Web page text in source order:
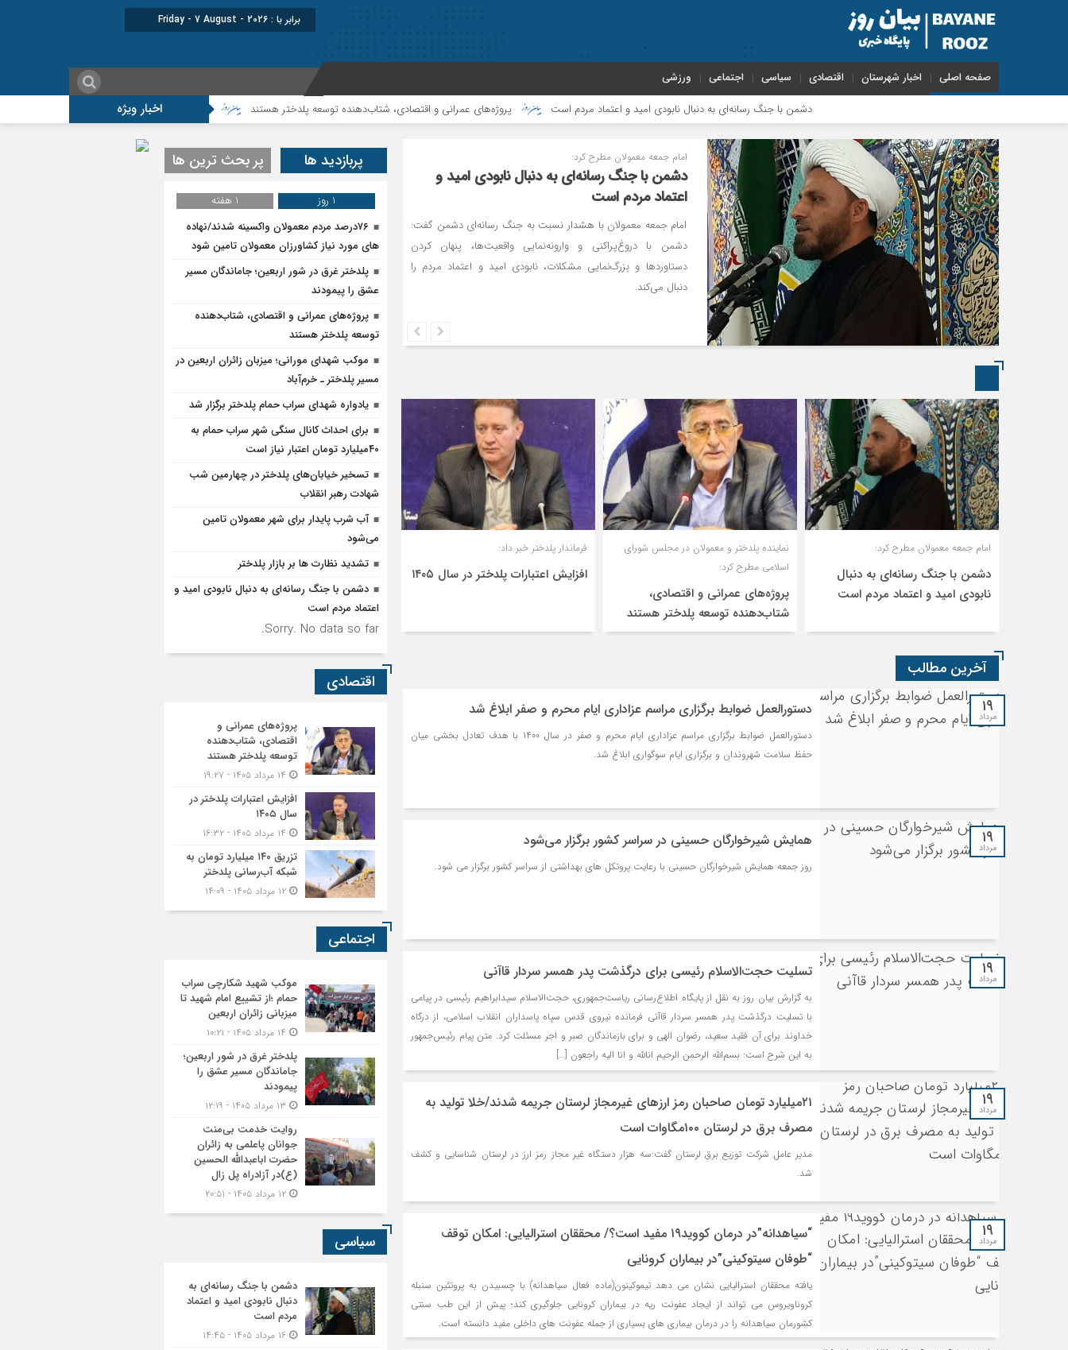
برابر با : Friday - 7 August - 2026
صفحه اصلی اخبار شهرستان اقتصادی سیاسی اجتماعی ورزشی
اخبار ویژه دشمن با جنگ رسانه‌ای به دنبال نابودی امید و اعتماد مردم است پروژه‌های عمرانی و اقتصادی، شتاب‌دهنده توسعه پلدختر هستند افزایش اعتبارات پلدختر در سال ۱۴۰۵
امام جمعه معمولان مطرح کرد:
دشمن با جنگ رسانه‌ای به دنبال نابودی امید و
اعتماد مردم است
امام جمعه معمولان با هشدار نسبت به جنگ رسانه‌ای دشمن گفت:
دشمن با دروغ‌پراکنی و وارونه‌نمایی واقعیت‌ها، پنهان کردن
دستاوردها و بزرگ‌نمایی مشکلات، نابودی امید و اعتماد مردم را
دنبال می‌کند.
امام جمعه معمولان مطرح کرد:
دشمن با جنگ رسانه‌ای به دنبال
نابودی امید و اعتماد مردم است
نماینده پلدختر و معمولان در مجلس شورای
اسلامی مطرح کرد:
پروژه‌های عمرانی و اقتصادی،
شتاب‌دهنده توسعه پلدختر هستند
فرماندار پلدختر خبر داد:
افزایش اعتبارات پلدختر در سال ۱۴۰۵
آخرین مطالب
۱۹
مرداد دستورالعمل ضوابط برگزاری مراسم عزاداری ایام محرم و صفر ابلاغ شد
دستورالعمل ضوابط برگزاری مراسم عزاداری ایام محرم و صفر در سال ۱۴۰۰ با هدف تعادل بخشی میان
حفظ سلامت شهروندان و برگزاری ایام سوگواری ابلاغ شد.
۱۹
مرداد همایش شیرخوارگان حسینی در سراسر کشور برگزار می‌شود
روز جمعه همایش شیرخوارگان حسینی با رعایت پروتکل های بهداشتی از سراسر کشور برگزار می شود.
۱۹
مرداد تسلیت حجت‌الاسلام رئیسی برای درگذشت پدر همسر سردار قاآنی
به گزارش بیان روز به نقل از پایگاه اطلاع‌رسانی ریاست‌جمهوری، حجت‌الاسلام سیدابراهیم رئیسی در پیامی
با تسلیت درگذشت پدر همسر سردار قاآنی فرمانده نیروی قدس سپاه پاسداران انقلاب اسلامی، از درگاه
خداوند برای آن فقید سعید، رضوان الهی و برای بازماندگان صبر و اجر مسئلت کرد. متن پیام رئیس‌جمهور
به این شرح است: بسم‌الله الرحمن الرحیم انالله و انا الیه راجعون […]
۱۹
مرداد
۲۱میلیارد تومان صاحبان رمز ارزهای غیرمجاز لرستان جریمه شدند/خلا تولید به
مصرف برق در لرستان ۱۰۰مگاوات است
مدیر عامل شرکت توزیع برق لرستان گفت:سه هزار دستگاه غیر مجاز رمز ارز در لرستان شناسایی و کشف
شد.
۱۹
مرداد
“سیاهدانه”در درمان کووید۱۹ مفید است؟/ محققان استرالیایی: امکان توقف
“طوفان سیتوکینی”در بیماران کرونایی
یافته محققان استرالیایی نشان می دهد تیموکینون(ماده فعال سیاهدانه) با چسبیدن به پروتئین سنبله
کروناویروس می تواند از ایجاد عفونت ریه در بیماران کرونایی جلوگیری کند؛ پیش از این طب سنتی
کشورمان سیاهدانه را در درمان بیماری های بسیاری از جمله عفونت های داخلی مفید دانسته است.
پربازدید ها پر بحث ترین ها
1 روز
1 هفته
۷۶درصد مردم معمولان واکسینه شدند/نهاده
های مورد نیاز کشاورزان معمولان تامین شود
پلدختر غرق در شور اربعین؛ جاماندگان مسیر
عشق را پیمودند
پروژه‌های عمرانی و اقتصادی، شتاب‌دهنده
توسعه پلدختر هستند
موکب شهدای مورانی؛ میزبان زائران اربعین در
مسیر پلدختر ـ خرم‌آباد
یادواره شهدای سراب حمام پلدختر برگزار شد
برای احداث کانال سنگی شهر سراب حمام به
۴۰میلیارد تومان اعتبار نیاز است
تسخیر خیابان‌های پلدختر در چهارمین شب
شهادت رهبر انقلاب
آب شرب پایدار برای شهر معمولان تامین
می‌شود
تشدید نظارت ها بر بازار پلدختر
دشمن با جنگ رسانه‌ای به دنبال نابودی امید و
اعتماد مردم است
Sorry. No data so far.
اقتصادی
پروژه‌های عمرانی و
اقتصادی، شتاب‌دهنده
توسعه پلدختر هستند
افزایش اعتبارات پلدختر در
سال ۱۴۰۵
تزریق ۱۴۰ میلیارد تومان به
شبکه آب‌رسانی پلدختر
اجتماعی
موکب شهید شکارچی سراب
حمام ؛از تشییع امام شهید تا
میزبانی زائران اربعین
پلدختر غرق در شور اربعین؛
جاماندگان مسیر عشق را
پیمودند
روایت خدمت بی‌منت
جوانان پاعلمی به زائران
حضرت اباعبدالله الحسین
(ع)در آزادراه پل زال
سیاسی
دشمن با جنگ رسانه‌ای به
دنبال نابودی امید و اعتماد
مردم است